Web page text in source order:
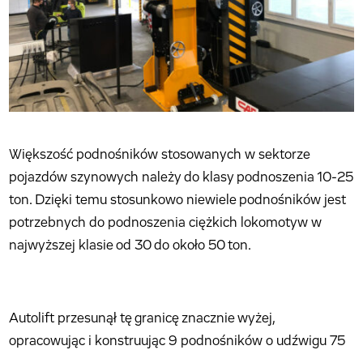
Większość podnośników stosowanych w sektorze
pojazdów szynowych należy do klasy podnoszenia 10-25
ton. Dzięki temu stosunkowo niewiele podnośników jest
potrzebnych do podnoszenia ciężkich lokomotyw w
najwyższej klasie od 30 do około 50 ton.
Autolift przesunął tę granicę znacznie wyżej,
opracowując i konstruując 9 podnośników o udźwigu 75